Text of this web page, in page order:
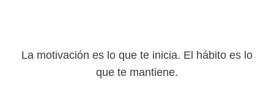
La motivación es lo que te inicia. El hábito es lo
que te mantiene.